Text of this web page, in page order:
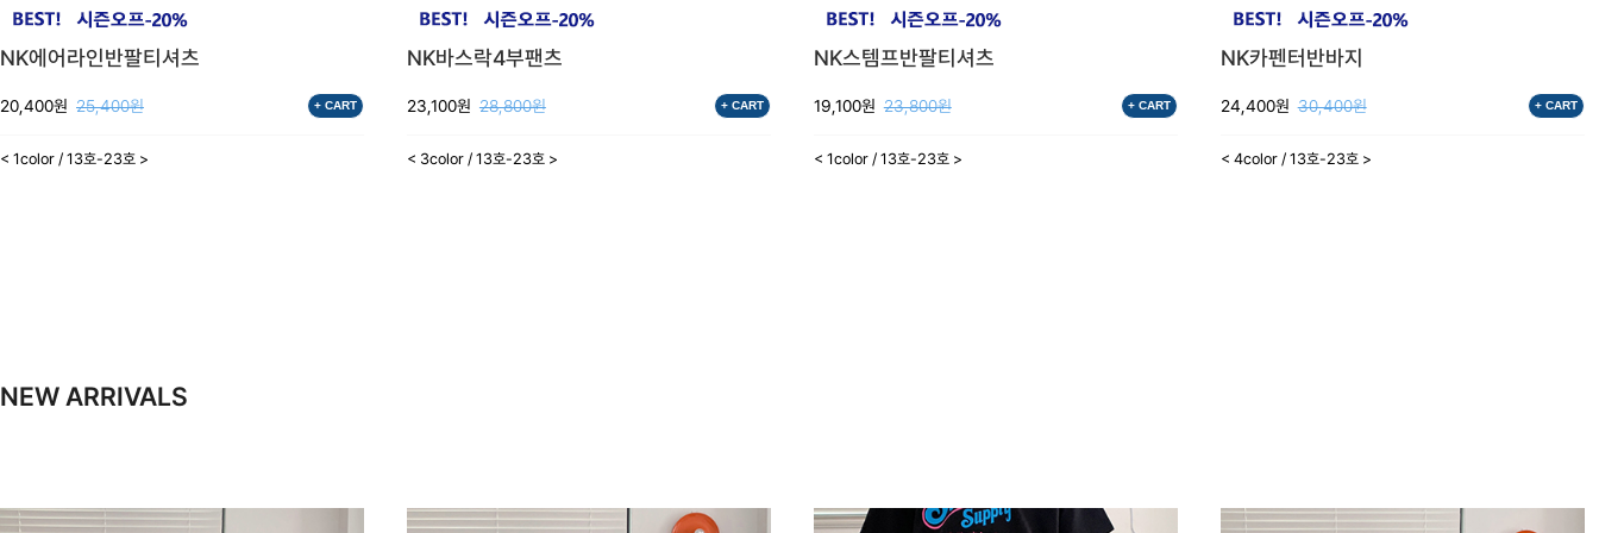
NK에어라인반팔티셔츠
20,400원 25,400원 + CART
< 1color / 13호-23호 >
NK바스락4부팬츠
23,100원 28,800원 + CART
< 3color / 13호-23호 >
NK스템프반팔티셔츠
19,100원 23,800원 + CART
< 1color / 13호-23호 >
NK카펜터반바지
24,400원 30,400원 + CART
< 4color / 13호-23호 >
NEW ARRIVALS